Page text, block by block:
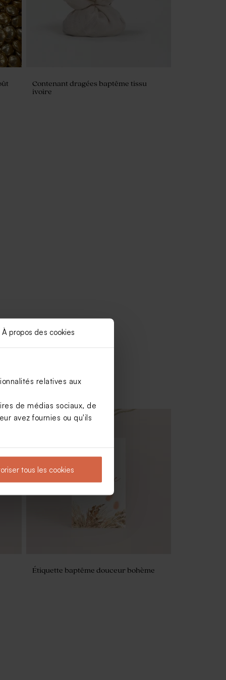
À propos des cookies
relatives aux
de médias sociaux, de
avez fournies ou qu'ils
tous les cookies
Contenant dragées baptême tissu
ivoire
Fleurs séchées baptême - Botao
branco blanc
Étiquette baptême douceur bohème